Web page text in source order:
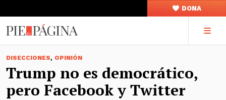
DONA
DISECCIONES, OPINIÓN
Trump no es democrático,
pero Facebook y Twitter